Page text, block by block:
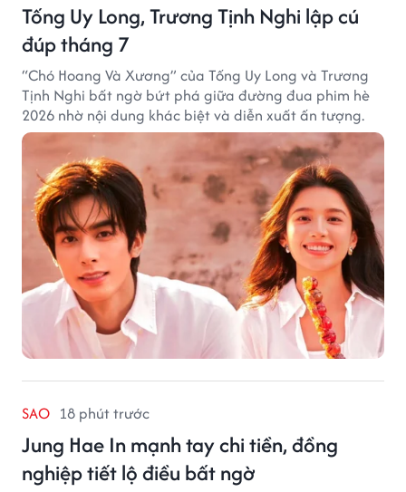
Tống Uy Long, Trương Tịnh Nghi lập cú
đúp tháng 7
“Chó Hoang Và Xương” của Tống Uy Long và Trương
Tịnh Nghi bất ngờ bứt phá giữa đường đua phim hè
2026 nhờ nội dung khác biệt và diễn xuất ấn tượng.
SAO 18 phút trước
Jung Hae In mạnh tay chi tiền, đồng
nghiệp tiết lộ điều bất ngờ